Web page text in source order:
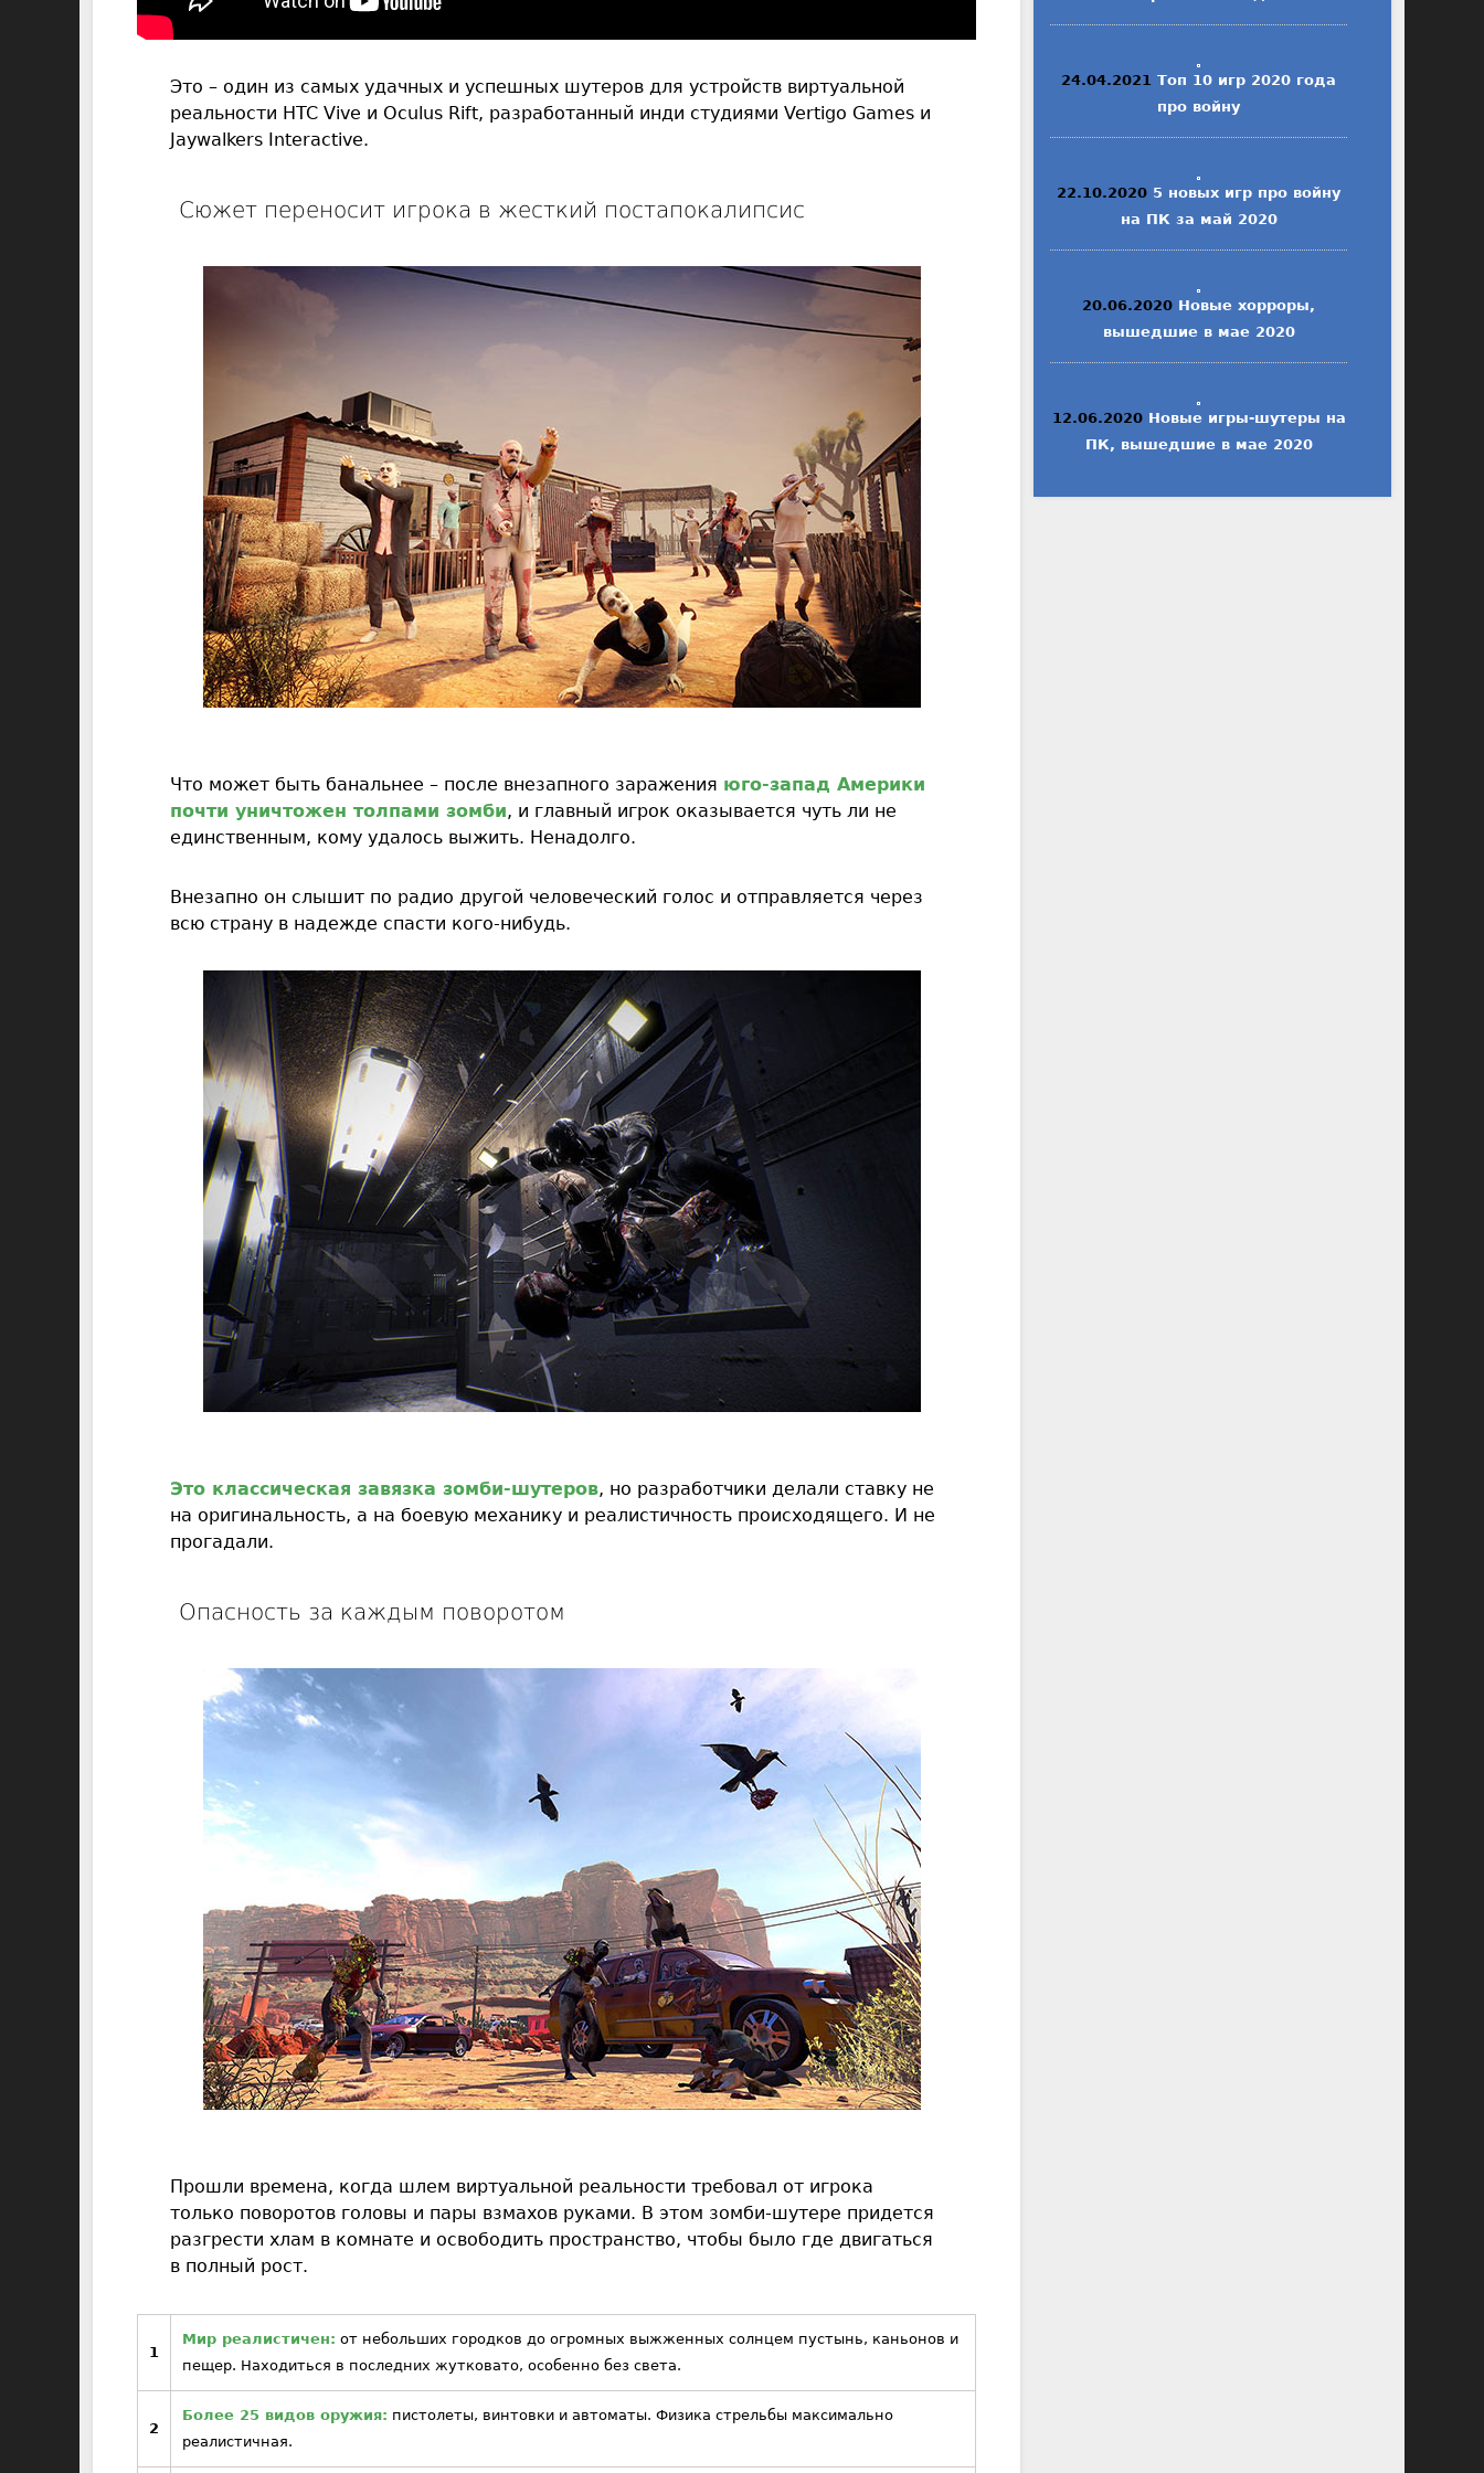
Это – один из самых удачных и успешных шутеров для устройств виртуальной
реальности HTC Vive и Oculus Rift, разработанный инди студиями Vertigo Games и
Jaywalkers Interactive.
Сюжет переносит игрока в жесткий постапокалипсис
Что может быть банальнее – после внезапного заражения юго-запад Америки
почти уничтожен толпами зомби, и главный игрок оказывается чуть ли не
единственным, кому удалось выжить. Ненадолго.
Внезапно он слышит по радио другой человеческий голос и отправляется через
всю страну в надежде спасти кого-нибудь.
Это классическая завязка зомби-шутеров, но разработчики делали ставку не
на оригинальность, а на боевую механику и реалистичность происходящего. И не
прогадали.
Опасность за каждым поворотом
Прошли времена, когда шлем виртуальной реальности требовал от игрока
только поворотов головы и пары взмахов руками. В этом зомби-шутере придется
разгрести хлам в комнате и освободить пространство, чтобы было где двигаться
в полный рост.
1
Мир реалистичен: от небольших городков до огромных выжженных солнцем пустынь, каньонов и
пещер. Находиться в последних жутковато, особенно без света.
2
Более 25 видов оружия: пистолеты, винтовки и автоматы. Физика стрельбы максимально
реалистичная.
24.04.2021 Топ 10 игр 2020 года
про войну
22.10.2020 5 новых игр про войну
на ПК за май 2020
20.06.2020 Новые хорроры,
вышедшие в мае 2020
12.06.2020 Новые игры-шутеры на
ПК, вышедшие в мае 2020